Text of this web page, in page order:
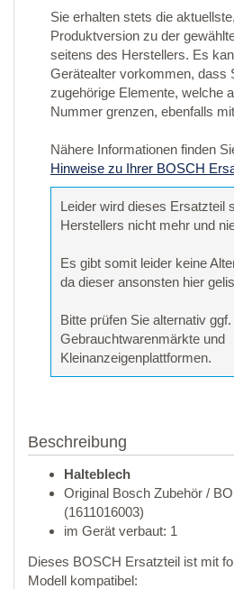
Sie erhalten stets die
Produktversion zu der
seitens des Herstellers. Es
Gerätealter vorkommen, dass
zugehörige Elemente, welche
Nummer grenzen, ebenfalls
Nähere Informationen finden
Hinweise zu Ihrer BOSCH
Leider wird dieses Ersatzteil
Herstellers nicht mehr und
Es gibt somit leider keine
da dieser ansonsten hier
Bitte prüfen Sie alternativ
Gebrauchtwarenmärkte und
Kleinanzeigenplattformen.
Beschreibung
Halteblech
Original Bosch Zubehör /
(1611016003)
im Gerät verbaut: 1
Dieses BOSCH Ersatzteil ist mit
Modell kompatibel: